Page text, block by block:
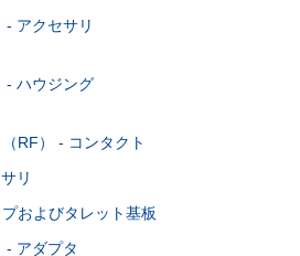
- アクセサリ
- ハウジング
RF） - コンタクト
リ
およびタレット基板
- アダプタ